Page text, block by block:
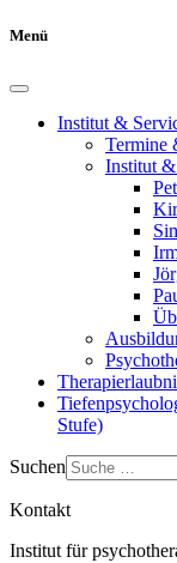
Menü
Institut &
Termine
Institut
Stufe)
Suchen
Kontakt
Institut für